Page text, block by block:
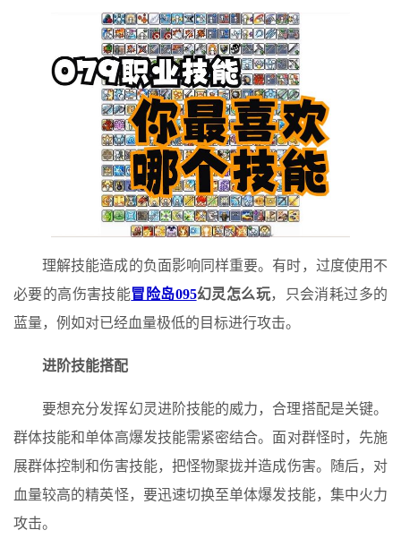
理解技能造成的负面影响同样重要。有时，过度使用不
必要的高伤害技能冒险岛095幻灵怎么玩，只会消耗过多的
蓝量，例如对已经血量极低的目标进行攻击。
进阶技能搭配
要想充分发挥幻灵进阶技能的威力，合理搭配是关键。
群体技能和单体高爆发技能需紧密结合。面对群怪时，先施
展群体控制和伤害技能，把怪物聚拢并造成伤害。随后，对
血量较高的精英怪，要迅速切换至单体爆发技能，集中火力
攻击。